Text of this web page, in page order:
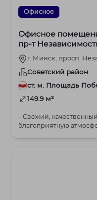
Офисное
Офисное
пр-т
г. Минск, просп.
Советский район
ст. м. Площадь
149.9 м²
– Свежий,